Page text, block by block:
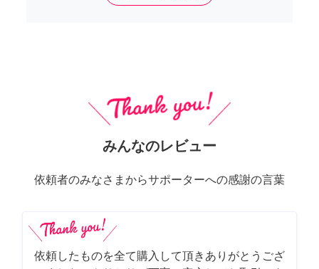
みんなのレビュー
依頼者のみなさまからサポーターへの感謝の言葉
依頼したものを全て購入して頂きありがとうござ